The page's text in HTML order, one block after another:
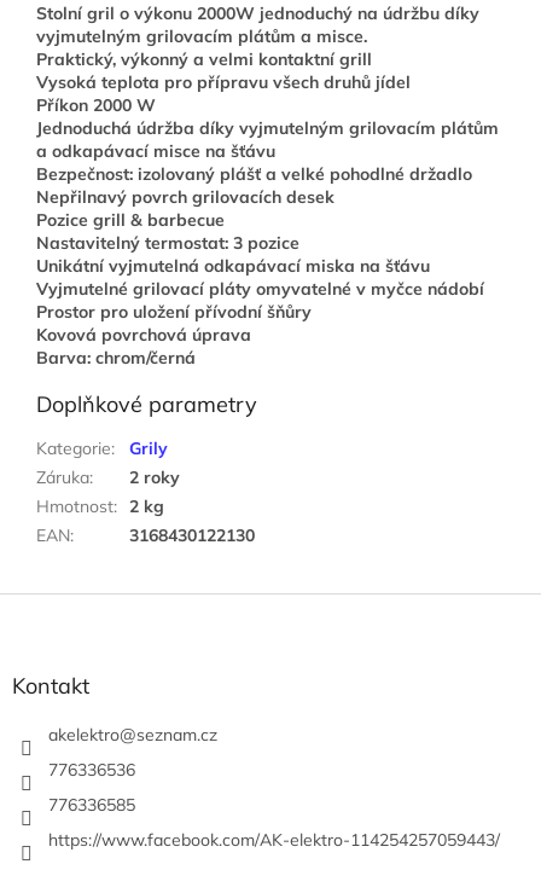
Stolní gril o výkonu 2000W jednoduchý na údržbu díky
vyjmutelným grilovacím plátům a misce.
Praktický, výkonný a velmi kontaktní grill
Vysoká teplota pro přípravu všech druhů jídel
Příkon 2000 W
Jednoduchá údržba díky vyjmutelným grilovacím plátům
a odkapávací misce na šťávu
Bezpečnost: izolovaný plášť a velké pohodlné držadlo
Nepřilnavý povrch grilovacích desek
Pozice grill & barbecue
Nastavitelný termostat: 3 pozice
Unikátní vyjmutelná odkapávací miska na šťávu
Vyjmutelné grilovací pláty omyvatelné v myčce nádobí
Prostor pro uložení přívodní šňůry
Kovová povrchová úprava
Barva: chrom/černá
Doplňkové parametry
Kategorie:
Grily
Záruka:
2 roky
Hmotnost: 2 kg
EAN: 3168430122130
Z
Kontakt
akelektro@seznam.cz
776336536
776336585
https://www.facebook.com/AK-elektro-114254257059443/